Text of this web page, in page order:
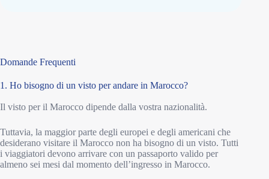
Domande Frequenti
1. Ho bisogno di un visto per andare in Marocco?
Il visto per il Marocco dipende dalla vostra nazionalità.
Tuttavia, la maggior parte degli europei e degli americani che
desiderano visitare il Marocco non ha bisogno di un visto. Tutti
i viaggiatori devono arrivare con un passaporto valido per
almeno sei mesi dal momento dell’ingresso in Marocco.